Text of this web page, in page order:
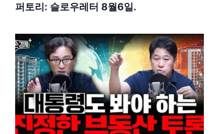
퍼토리: 슬로우레터 8월6일.